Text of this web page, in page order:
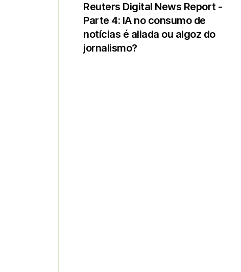
Reuters Digital News Report -
Parte 4: IA no consumo de
notícias é aliada ou algoz do
jornalismo?